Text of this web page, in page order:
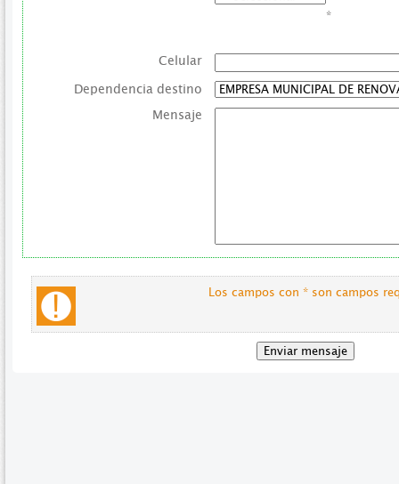
*
Celular
Dependencia destino
Mensaje
Los campos con * son campos